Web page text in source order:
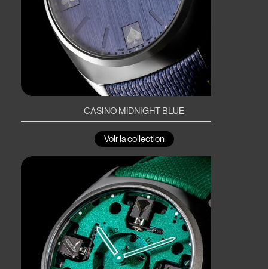
CASINO MIDNIGHT BLUE
Voir la collection